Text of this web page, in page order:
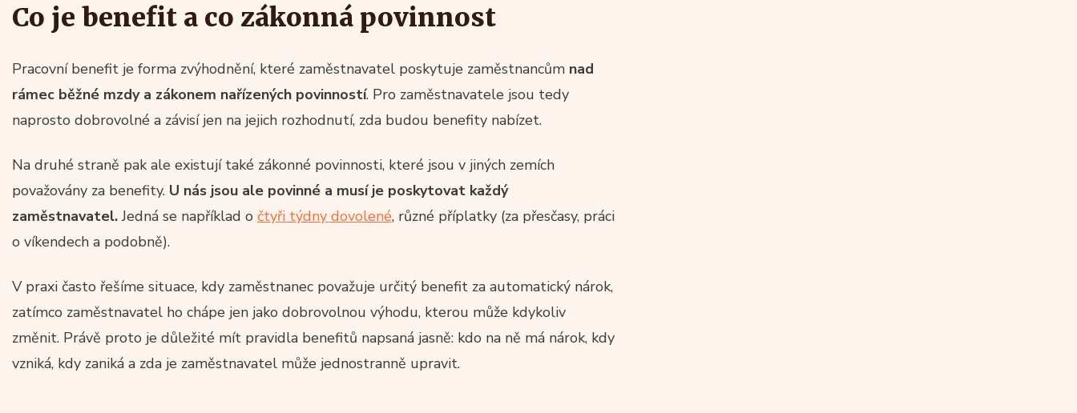
Co je benefit a co zákonná povinnost
Pracovní benefit je forma zvýhodnění, které zaměstnavatel poskytuje zaměstnancům nad
rámec běžné mzdy a zákonem nařízených povinností. Pro zaměstnavatele jsou tedy
naprosto dobrovolné a závisí jen na jejich rozhodnutí, zda budou benefity nabízet.
Na druhé straně pak ale existují také zákonné povinnosti, které jsou v jiných zemích
považovány za benefity. U nás jsou ale povinné a musí je poskytovat každý
zaměstnavatel.Jedná se například o čtyři týdny dovolené, různé příplatky (za přesčasy, práci
o víkendech a podobně).
V praxi často řešíme situace, kdy zaměstnanec považuje určitý benefit za automatický nárok,
zatímco zaměstnavatel ho chápe jen jako dobrovolnou výhodu, kterou může kdykoliv
změnit. Právě proto je důležité mít pravidla benefitů napsaná jasně: kdo na ně má nárok, kdy
vzniká, kdy zaniká a zda je zaměstnavatel může jednostranně upravit.